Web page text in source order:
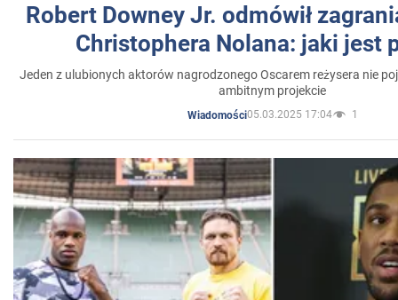
Robert Downey Jr. odmówił
Christophera Nolana: jaki jest
Jeden z ulubionych aktorów nagrodzonego Oscarem reżysera nie
ambitnym projekcie
Wiadomości05.03.2025 17:04 1